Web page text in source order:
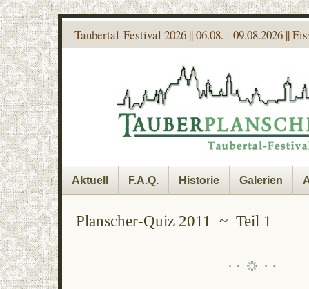
Taubertal-Festival 2026 || 06.08. - 09.08.2026 ||
Aktuell F.A.Q. Historie Galerien
Planscher-Quiz 2011 ~ Teil 1